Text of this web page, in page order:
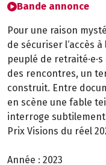
Bande annonce
Pour une raison
de sécuriser l‘accès
peuplé de
des rencontres, un
construit. Entre
en scène une fable
interroge subtilement
Prix Visions du réel
Année : 2023